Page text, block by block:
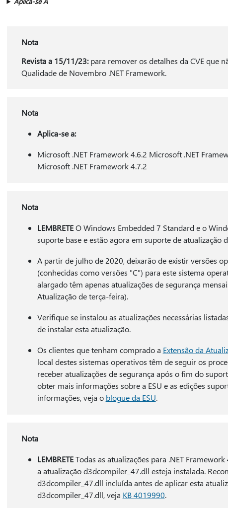
Nota
Revista a 15/11/23:para remover os detalhes da CVE que
Qualidade de Novembro .NET Framework.
Nota
Aplica-se a:
Microsoft .NET Framework 4.6.2 Microsoft .NET
Microsoft .NET Framework 4.7.2
Nota
LEMBRETEO Windows Embedded 7 Standard e o
suporte base e estão agora em suporte de atualização
A partir de julho de 2020, deixarão de existir versões
(conhecidas como versões "C") para este sistema
alargado têm apenas atualizações de segurança
Atualização de terça-feira).
Verifique se instalou as atualizações necessárias
de instalar esta atualização.
Os clientes que tenham comprado a Extensão da
local destes sistemas operativos têm de seguir os
receber atualizações de segurança após o fim do
obter mais informações sobre a ESU e as edições
informações, veja o blogue da ESU.
Nota
LEMBRETETodas as atualizações para .NET
a atualização d3dcompiler_47.dll esteja instalada.
d3dcompiler_47.dll incluída antes de aplicar esta
d3dcompiler_47.dll, veja KB 4019990.